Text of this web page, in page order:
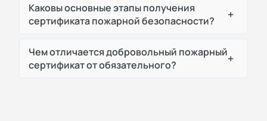
Каковы основные этапы получения
сертификата пожарной безопасности?
+
Чем отличается добровольный пожарный
сертификат от обязательного?
+